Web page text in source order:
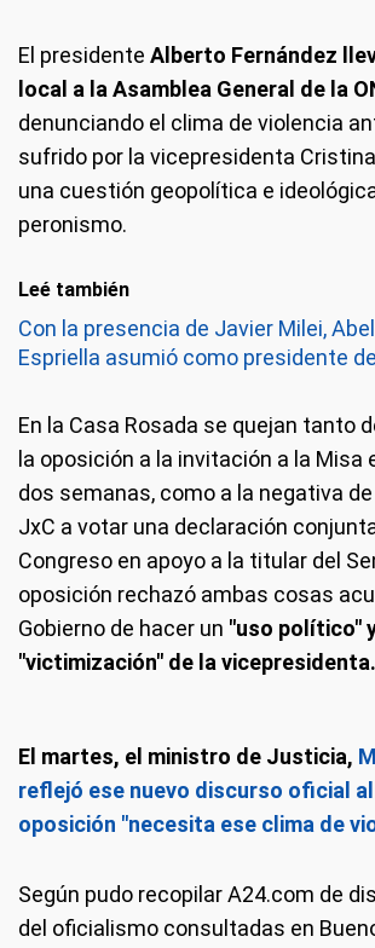
El presidente Alberto Fernández
local a la Asamblea General de la
denunciando el clima de violencia
sufrido por la vicepresidenta
una cuestión geopolítica e
peronismo.
Leé también
Con la presencia de Javier Milei,
Espriella asumió como presidente
En la Casa Rosada se quejan tanto
la oposición a la invitación a la Misa
dos semanas, como a la negativa
JxC a votar una declaración
Congreso en apoyo a la titular del
oposición rechazó ambas cosas
Gobierno de hacer un "uso político"
"victimización" de la vicepresidenta.
El martes, el ministro de Justicia,
reflejó ese nuevo discurso oficial
oposición "necesita ese clima de
Según pudo recopilar A24.com de
del oficialismo consultadas en